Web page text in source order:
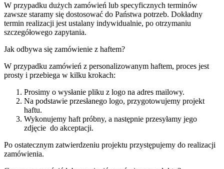
W przypadku dużych zamówień lub specyficznych terminów
zawsze staramy się dostosować do Państwa potrzeb. Dokładny
termin realizacji jest ustalany indywidualnie, po otrzymaniu
szczegółowego zapytania.
Jak odbywa się zamówienie z haftem?
W przypadku zamówień z personalizowanym haftem, proces jest
prosty i przebiega w kilku krokach:
Prosimy o wysłanie pliku z logo na adres mailowy.
Na podstawie przesłanego logo, przygotowujemy projekt
haftu.
Wykonujemy haft próbny, a następnie przesyłamy jego
zdjęcie do akceptacji.
Po ostatecznym zatwierdzeniu projektu przystępujemy do realizacji
zamówienia.